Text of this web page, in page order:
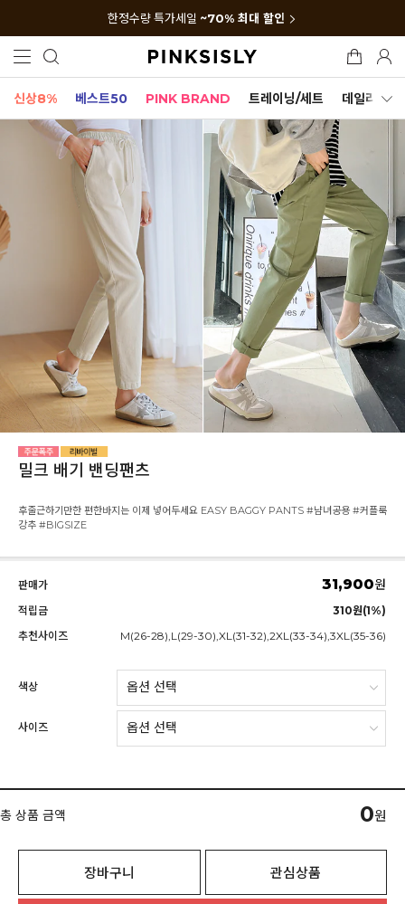
한정수량 특가세일 ~70% 최대 할인
신상8% 베스트50 PINK BRAND 트레이닝/세트 데일리세트
밀크 배기 밴딩팬츠
후줄근하기만한 편한바지는 이제 넣어두세요 EASY BAGGY PANTS #냠녀공용 #커플룩
강추 #BIGSIZE
판매가 31,900원
적립금
310원(1%)
추천사이즈
M(26-28),L(29-30),XL(31-32),2XL(33-34),3XL(35-36)
색상
사이즈
총 상품 금액 0원
장바구니 관심상품